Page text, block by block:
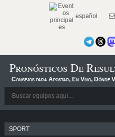
español
Pronósticos De
Consejos para Apostar, En Vivo, Dónde